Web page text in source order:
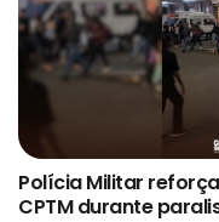
Polícia Militar
CPTM durante